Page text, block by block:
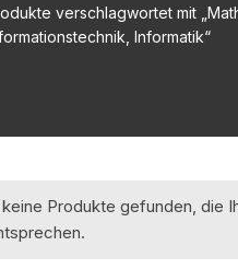
verschlagwortet mit
Informatik“
Produkte gefunden, die